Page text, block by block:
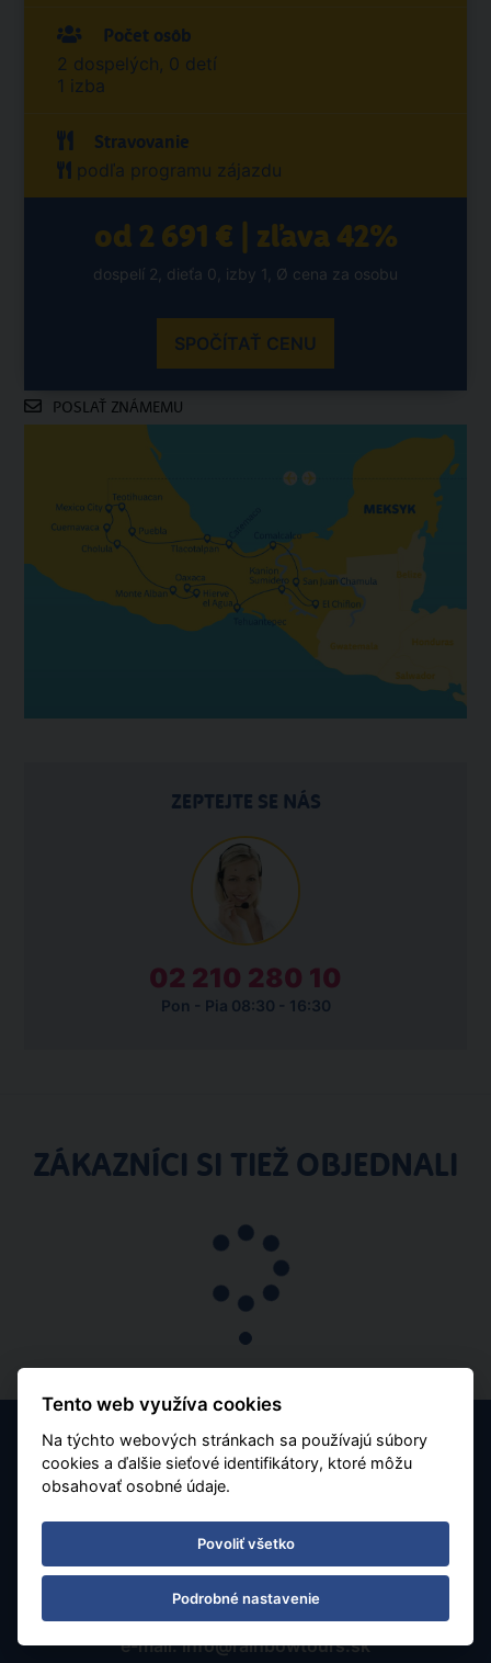
Počet osôb
2 dospelých, 0 detí
1 izba
Stravovanie
podľa programu zájazdu
od 2 691 € | zľava 42%
dospelí 2, dieťa 0, izby 1, Ø cena za osobu
SPOČÍTAŤ CENU
POSLAŤ ZNÁMEMU
ZEPTEJTE SE NÁS
02 210 280 10
Pon - Pia 08:30 - 16:30
ZÁKAZNÍCI SI TIEŽ OBJEDNALI
Poznávacie
Plavba podél Západního pobřeží - Los Angeles a
Mexiko - Carnival Cruise Line
19.09.2026 - 28.09.2026(10)
Tento web využíva cookies
Na týchto webových stránkach sa používajú súbory
cookies a ďalšie sieťové identifikátory, ktoré môžu
obsahovať osobné údaje.
Povoliť všetko
Podrobné nastavenie